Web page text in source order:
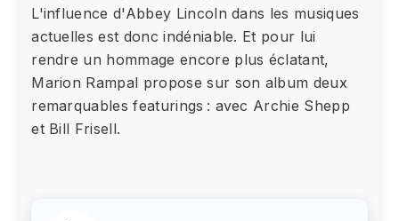
L'influence d'Abbey Lincoln dans les musiques
actuelles est donc indéniable. Et pour lui
rendre un hommage encore plus éclatant,
Marion Rampal propose sur son album deux
remarquables featurings : avec Archie Shepp
et Bill Frisell.